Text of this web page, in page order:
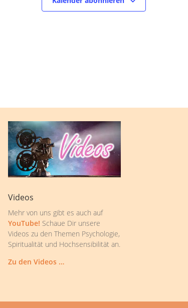
Videos
Mehr von uns gibt es auch auf
YouTube! Schaue Dir unsere
Videos zu den Themen Psychologie,
Spiritualität und Hochsensibilität an.
Zu den Videos …